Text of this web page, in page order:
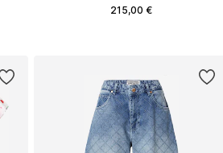
215,00 €